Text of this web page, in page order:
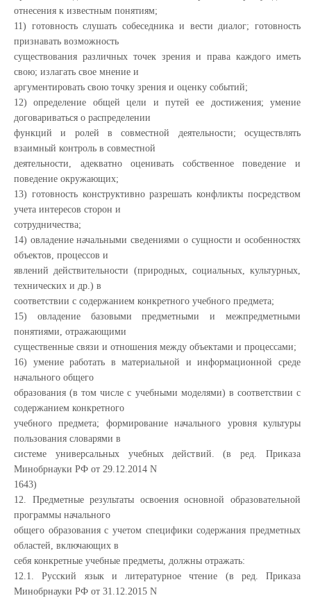
отнесения к известным понятиям;
11) готовность слушать собеседника и вести диалог; готовность
признавать возможность
существования различных точек зрения и права каждого иметь
свою; излагать свое мнение и
аргументировать свою точку зрения и оценку событий;
12) определение общей цели и путей ее достижения; умение
договариваться о распределении
функций и ролей в совместной деятельности; осуществлять
взаимный контроль в совместной
деятельности, адекватно оценивать собственное поведение и
поведение окружающих;
13) готовность конструктивно разрешать конфликты посредством
учета интересов сторон и
сотрудничества;
14) овладение начальными сведениями о сущности и особенностях
объектов, процессов и
явлений действительности (природных, социальных, культурных,
технических и др.) в
соответствии с содержанием конкретного учебного предмета;
15) овладение базовыми предметными и межпредметными
понятиями, отражающими
существенные связи и отношения между объектами и процессами;
16) умение работать в материальной и информационной среде
начального общего
образования (в том числе с учебными моделями) в соответствии с
содержанием конкретного
учебного предмета; формирование начального уровня культуры
пользования словарями в
системе универсальных учебных действий. (в ред. Приказа
Минобрнауки РФ от 29.12.2014 N
1643)
12. Предметные результаты освоения основной образовательной
программы начального
общего образования с учетом специфики содержания предметных
областей, включающих в
себя конкретные учебные предметы, должны отражать:
12.1. Русский язык и литературное чтение (в ред. Приказа
Минобрнауки РФ от 31.12.2015 N